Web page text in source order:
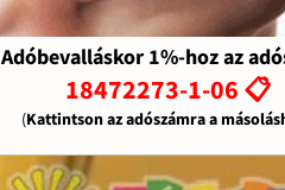
Adóbevalláskor 1%-hoz az
18472273-1-06 📋
(Kattintson az adószámra a